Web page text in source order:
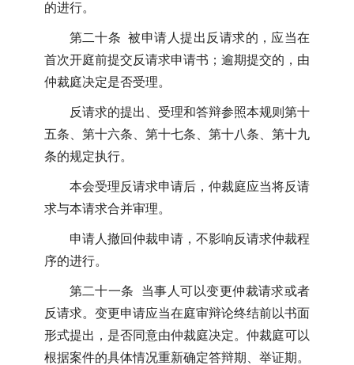
的进行。
第二十条 被申请人提出反请求的，应当在
首次开庭前提交反请求申请书；逾期提交的，由
仲裁庭决定是否受理。
反请求的提出、受理和答辩参照本规则第十
五条、第十六条、第十七条、第十八条、第十九
条的规定执行。
本会受理反请求申请后，仲裁庭应当将反请
求与本请求合并审理。
申请人撤回仲裁申请，不影响反请求仲裁程
序的进行。
第二十一条 当事人可以变更仲裁请求或者
反请求。变更申请应当在庭审辩论终结前以书面
形式提出，是否同意由仲裁庭决定。仲裁庭可以
根据案件的具体情况重新确定答辩期、举证期。